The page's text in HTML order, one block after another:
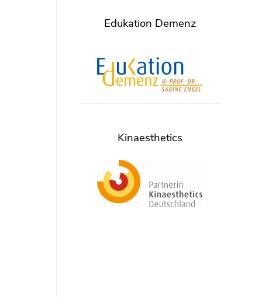
Edukation Demenz
Kinaesthetics